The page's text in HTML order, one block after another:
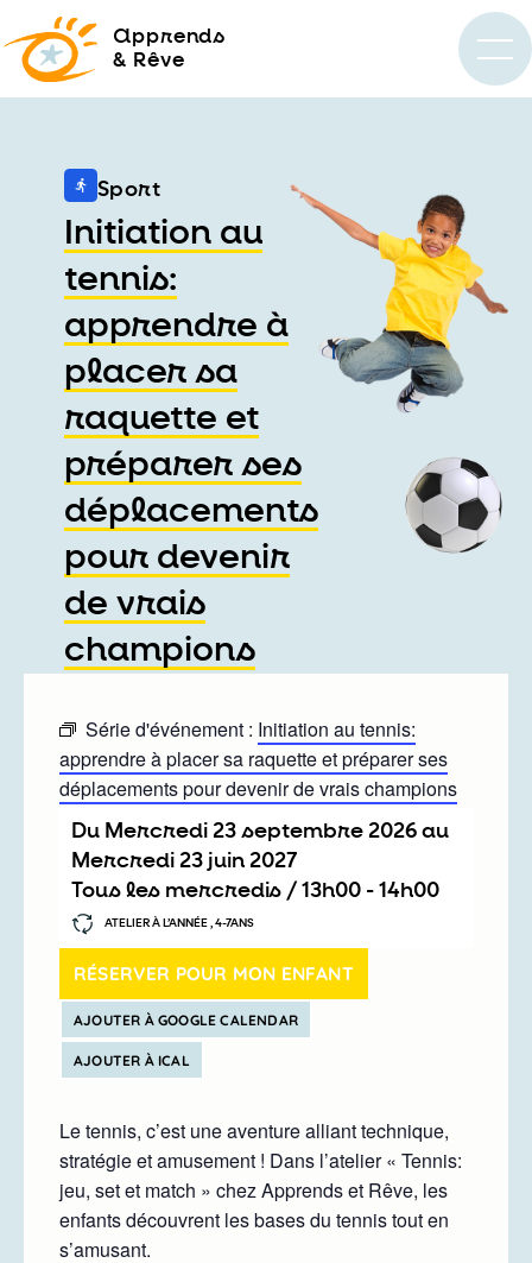
apprends
& Rêve
Sport
Initiation au
tennis:
apprendre à
placer sa
raquette et
préparer ses
déplacements
pour devenir
de vrais
champions
Série d'événement : Initiation au tennis:
apprendre à placer sa raquette et préparer ses
déplacements pour devenir de vrais champions
Du mercredi 23 septembre 2026au
mercredi 23 juin 2027
Tous les mercredis / 13h00 - 14h00
ATELIER À L’ANNÉE , 4-7ANS
RÉSERVER POUR MON ENFANT
AJOUTER À GOOGLE CALENDAR
AJOUTER À ICAL
Le tennis, c’est une aventure alliant technique,
stratégie et amusement ! Dans l’atelier « Tennis:
jeu, set et match » chez Apprends et Rêve, les
enfants découvrent les bases du tennis tout en
s’amusant.